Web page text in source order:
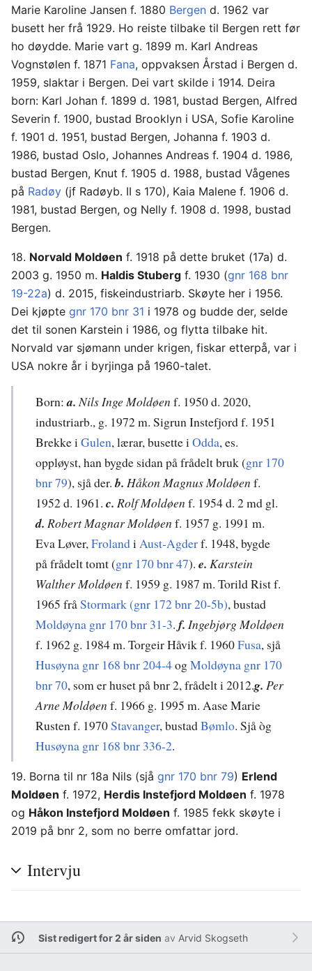
Marie Karoline Jansen f. 1880 Bergen d. 1962 var
busett her frå 1929. Ho reiste tilbake til Bergen rett før
ho døydde. Marie vart g. 1899 m. Karl Andreas
Vognstølen f. 1871 Fana, oppvaksen Årstad i Bergen d.
1959, slaktar i Bergen. Dei vart skilde i 1914. Deira
born: Karl Johan f. 1899 d. 1981, bustad Bergen, Alfred
Severin f. 1900, bustad Brooklyn i USA, Sofie Karoline
f. 1901 d. 1951, bustad Bergen, Johanna f. 1903 d.
1986, bustad Oslo, Johannes Andreas f. 1904 d. 1986,
bustad Bergen, Knut f. 1905 d. 1988, bustad Vågenes
på Radøy (jf Radøyb. II s 170), Kaia Malene f. 1906 d.
1981, bustad Bergen, og Nelly f. 1908 d. 1998, bustad
Bergen.
18. Norvald Moldøen f. 1918 på dette bruket (17a) d.
2003 g. 1950 m. Haldis Stuberg f. 1930 (gnr 168 bnr
19-22a) d. 2015, fiskeindustriarb. Skøyte her i 1956.
Dei kjøpte gnr 170 bnr 31 i 1978 og budde der, selde
det til sonen Karstein i 1986, og flytta tilbake hit.
Norvald var sjømann under krigen, fiskar etterpå, var i
USA nokre år i byrjinga på 1960-talet.
Born:a. Nils Inge Moldøen f. 1950 d. 2020,
industriarb., g. 1972 m. Sigrun Instefjord f. 1951
Brekke iGulen, lærar, busette iOdda, es.
oppløyst, han bygde sidan på frådelt bruk (gnr 170
bnr 79), sjå der.b. Håkon Magnus Moldøen f.
1952 d. 1961. c. Rolf Moldøen f. 1954 d. 2 md gl.
d. Robert Magnar Moldøen f. 1957 g. 1991 m.
Eva Løver,FrolandiAust-Agderf. 1948, bygde
på frådelt tomt (gnr 170 bnr 47). e. Karstein
Walther Moldøen f. 1959 g. 1987 m. Torild Rist f.
1965 fråStormark (gnr 172 bnr 20-5b), bustad
Moldøyna gnr 170 bnr 31-3. f. Ingebjørg Moldøen
f. 1962 g. 1984 m. Torgeir Håvik f. 1960Fusa, sjå
Husøyna gnr 168 bnr 204-4ogMoldøyna gnr 170
bnr 70, som er huset på bnr 2, frådelt i 2012.g. Per
Arne Moldøen f. 1966 g. 1995 m. Aase Marie
Rusten f. 1970Stavanger, bustadBømlo. Sjå òg
Husøyna gnr 168 bnr 336-2.
19. Borna til nr 18a Nils (sjå gnr 170 bnr 79) Erlend
Moldøen f. 1972, Herdis Instefjord Moldøen f. 1978
og Håkon Instefjord Moldøen f. 1985 fekk skøyte i
2019 på bnr 2, som no berre omfattar jord.
Intervju
Sist redigert for 2 år siden av Arvid Skogseth